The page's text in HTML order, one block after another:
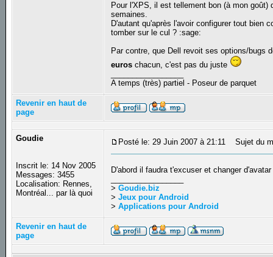
Pour l'XPS, il est tellement bon (à mon
semaines.
D'autant qu'après l'avoir configurer tout bien
tomber sur le cul ? :sage:
Par contre, que Dell revoit ses options/bugs
euros chacun, c'est pas du juste
A temps (très) partiel - Poseur de parquet
Revenir en haut de
page
Goudie
Inscrit le: 14 Nov 2005
Messages: 3455
Localisation: Rennes,
Montréal... par là quoi
Posté le: 29 Juin 2007 à 21:11 Sujet du
D'abord il faudra t'excuser et changer
>Goudie.biz
>Jeux pour Android
>Applications pour Android
Revenir en haut de
page